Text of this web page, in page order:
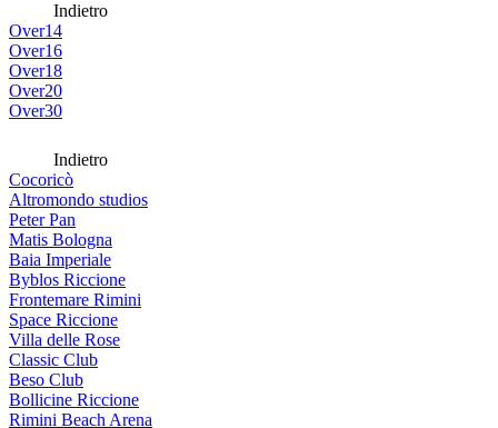
Indietro
Over14
Over16
Over18
Over20
Over30
Indietro
Cocoricò
Altromondo studios
Peter Pan
Matis Bologna
Baia Imperiale
Byblos Riccione
Frontemare Rimini
Space Riccione
Villa delle Rose
Classic Club
Beso Club
Bollicine Riccione
Rimini Beach Arena